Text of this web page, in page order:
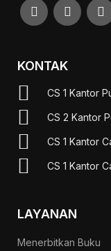
KONTAK
CS 1 Kantor
CS 2 Kantor
CS 1 Kantor
CS 1 Kantor
LAYANAN
Menerbitkan Buku